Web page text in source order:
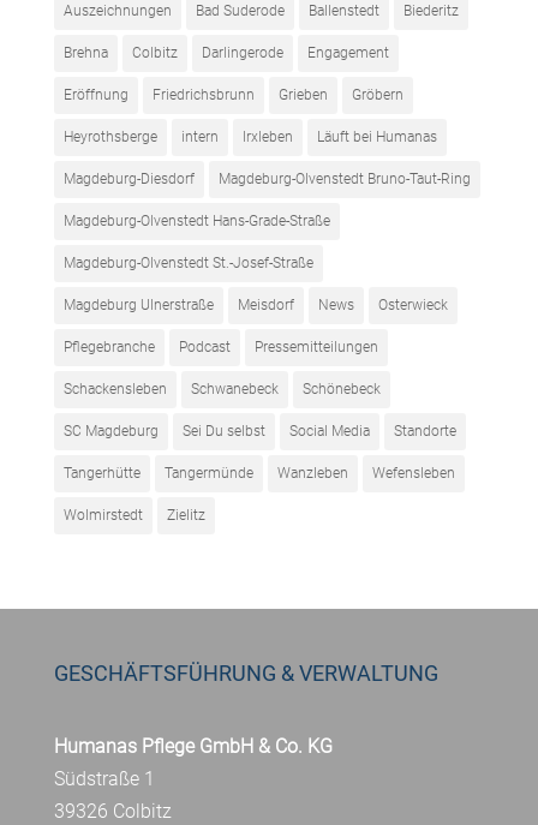
Auszeichnungen Bad Suderode Ballenstedt Biederitz
Brehna Colbitz Darlingerode Engagement
Eröffnung Friedrichsbrunn Grieben Gröbern
Heyrothsberge intern Irxleben Läuft bei Humanas
Magdeburg-Diesdorf Magdeburg-Olvenstedt Bruno-Taut-Ring
Magdeburg-Olvenstedt Hans-Grade-Straße
Magdeburg-Olvenstedt St.-Josef-Straße
Magdeburg Ulnerstraße Meisdorf News Osterwieck
Pflegebranche Podcast Pressemitteilungen
Schackensleben Schwanebeck Schönebeck
SC Magdeburg Sei Du selbst Social Media Standorte
Tangerhütte Tangermünde Wanzleben Wefensleben
Wolmirstedt Zielitz
GESCHÄFTSFÜHRUNG & VERWALTUNG
Humanas Pflege GmbH & Co. KG
Südstraße 1
39326 Colbitz